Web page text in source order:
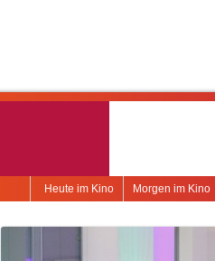
Morgen im Kino
Heute im Kino